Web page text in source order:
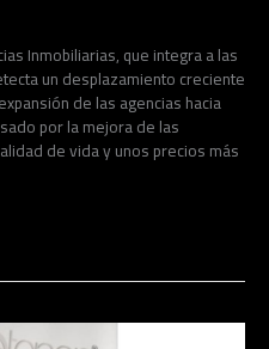
Inmobiliarias, que integra a las
un desplazamiento creciente
de las agencias hacia
por la mejora de las
de vida y unos precios más